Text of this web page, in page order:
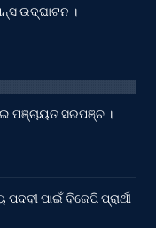
ଉଦ୍‌ଘାଟନ ।
ପଞ୍ଚାୟତ ସରପଞ୍ଚ ।
ପାଇଁ ବିଜେପି ପ୍ରାର୍ଥୀ